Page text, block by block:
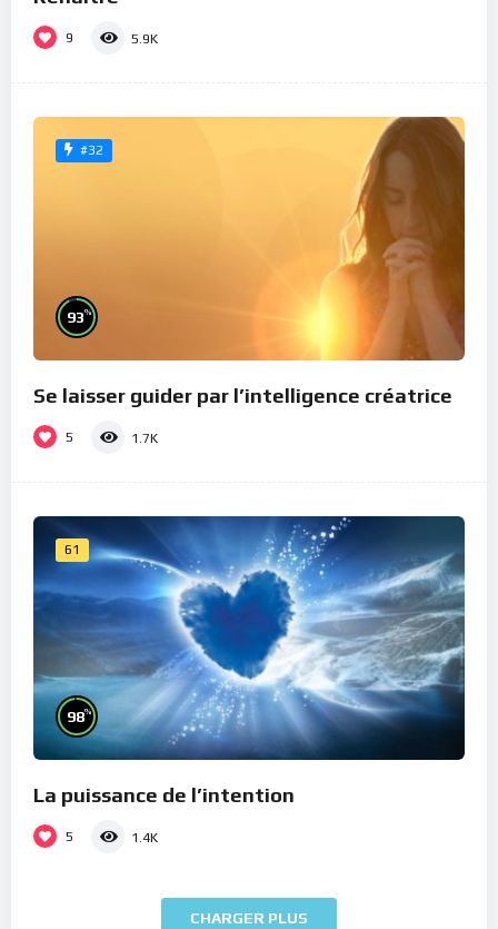
9 5.9K
#32
93%
Se laisser guider par l’intelligence créatrice
5 1.7K
61
98%
La puissance de l’intention
5 1.4K
CHARGER PLUS